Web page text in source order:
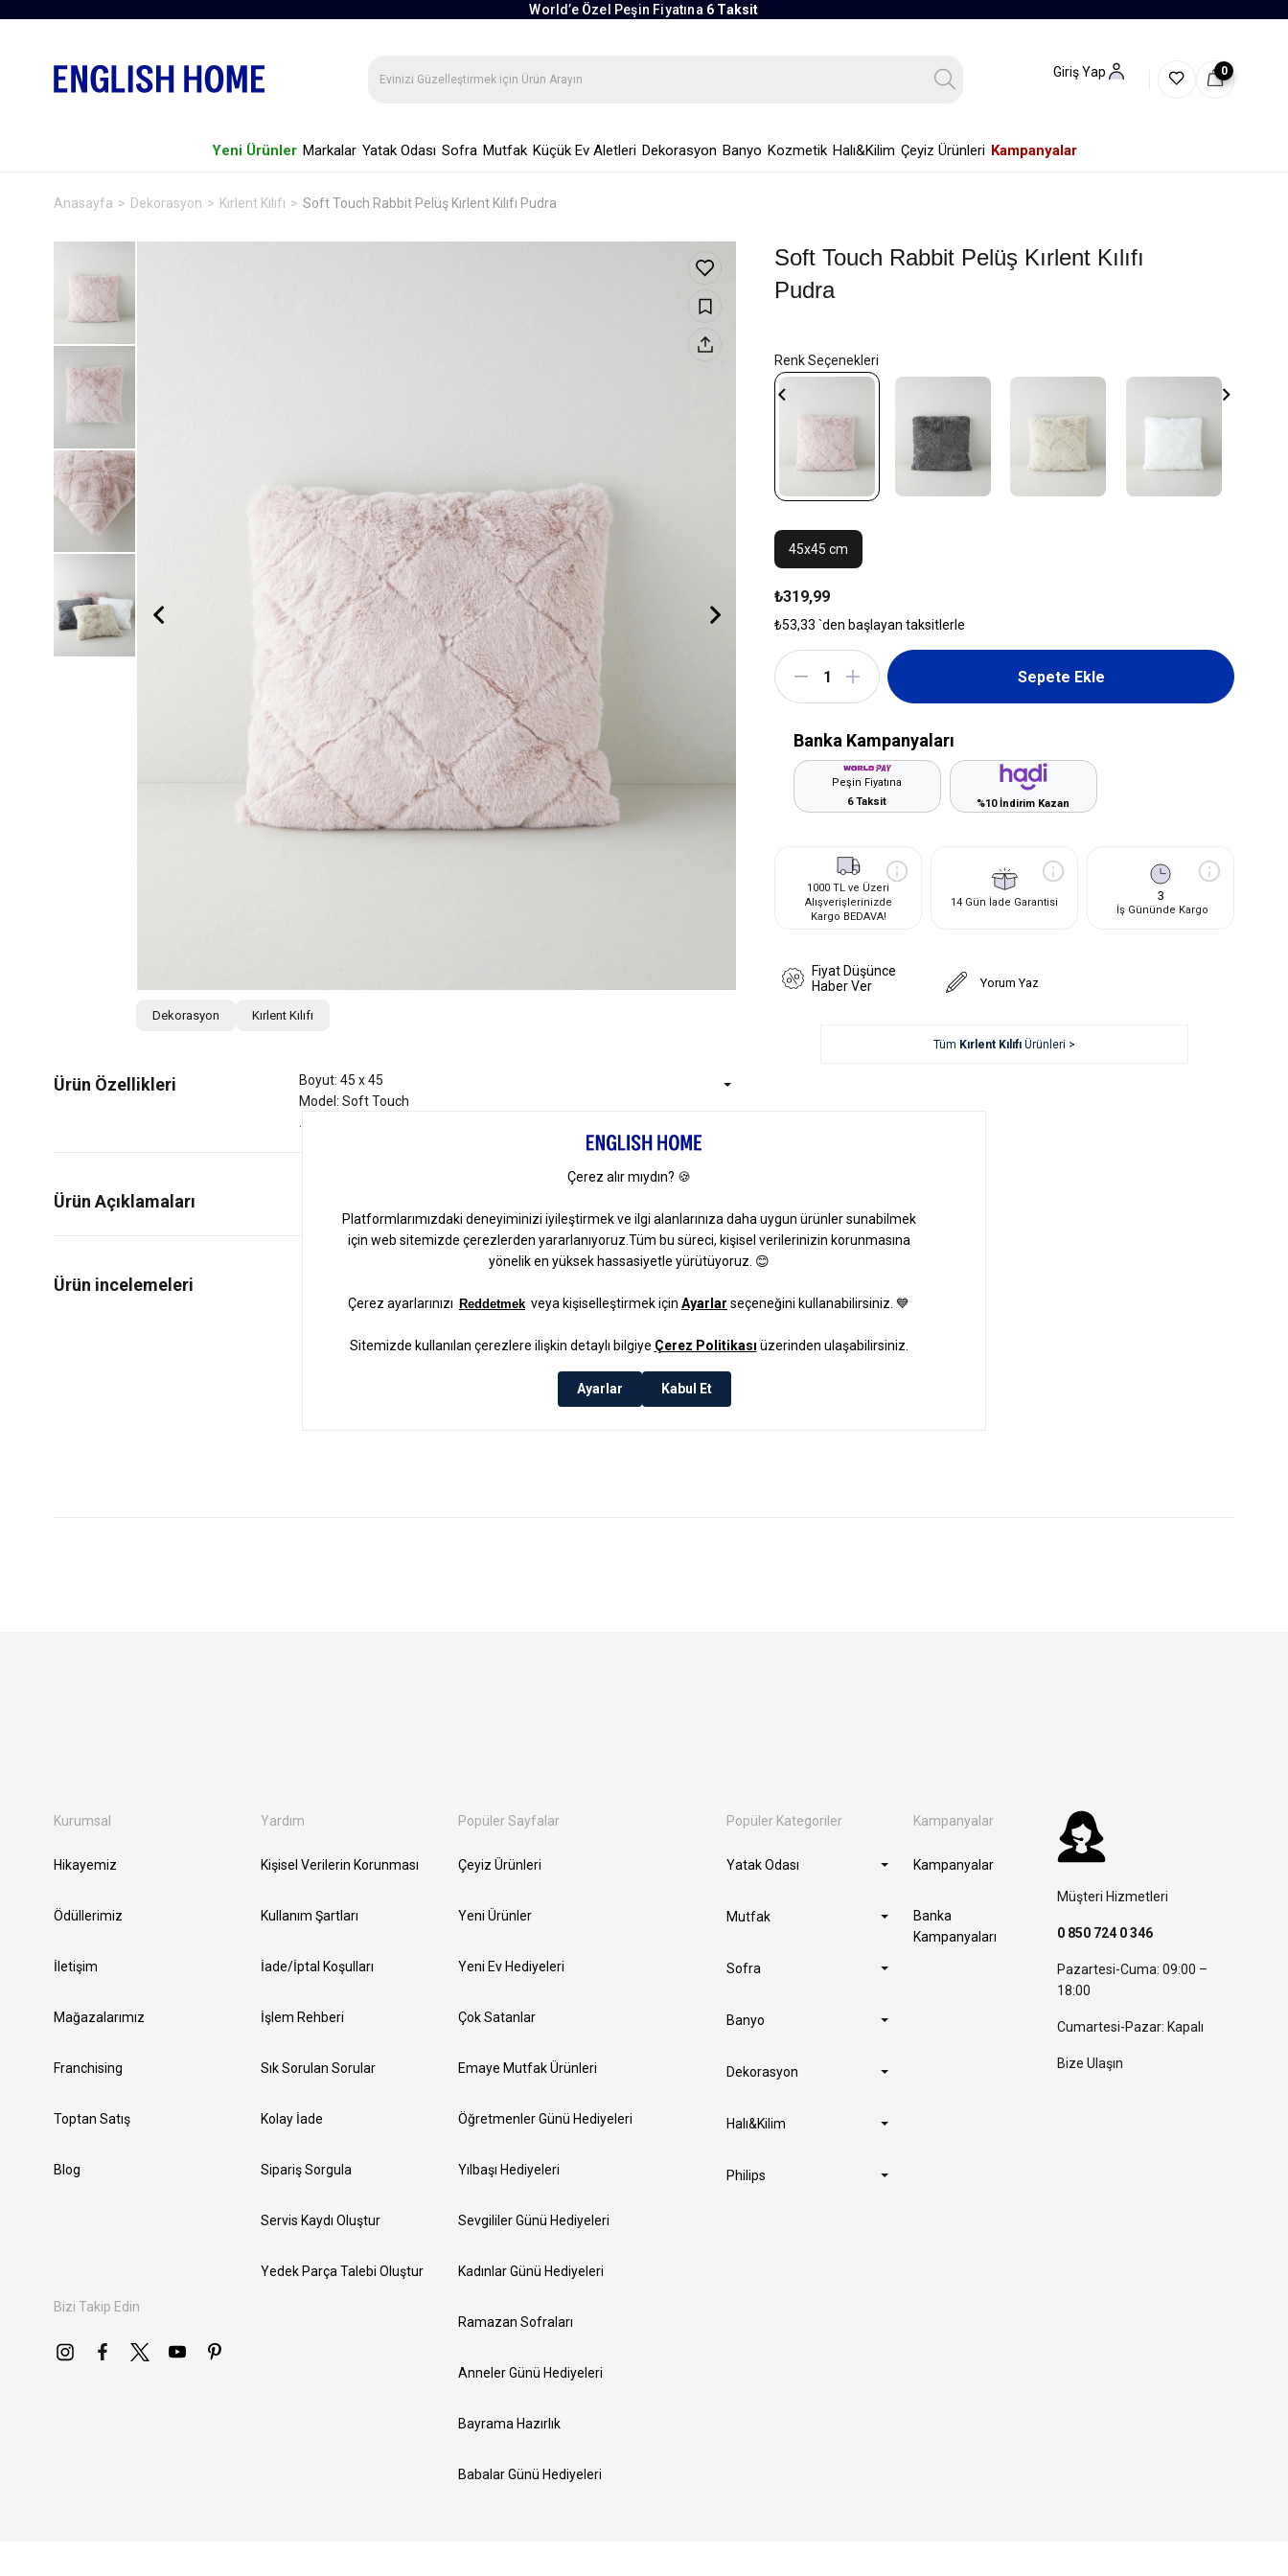
World’e Özel Peşin Fiyatına 6 Taksit
Giriş Yap 0
Yeni Ürünler Markalar Yatak Odası Sofra Mutfak Küçük Ev Aletleri Dekorasyon Banyo Kozmetik Halı&Kilim Çeyiz Ürünleri Kampanyalar
Anasayfa Dekorasyon Kırlent Kılıfı Soft Touch Rabbit Pelüş Kırlent Kılıfı Pudra
Dekorasyon Kırlent Kılıfı
Ürün Özellikleri
Boyut: 45 x 45
Model: Soft Touch
Ürün Açıklamaları
Soft Touch Rabbit Pelüş Kırlent Kılıfı
Pudra
45x45 cm
₺319,99
₺53,33 `den başlayan taksitlerle
Banka Kampanyaları
Peşin Fiyatına
6 Taksit
%10 İndirim Kazan
1000 TL ve Üzeri
Alışverişlerinizde
Kargo BEDAVA!
14 Gün İade Garantisi 3
İş Gününde Kargo
Fiyat Düşünce
Haber Ver
Yorum Yaz
Tüm Kırlent Kılıfı Ürünleri >
Kurumsal
Hikayemiz
Ödüllerimiz
İletişim
Mağazalarımız
Franchising
Toptan Satış
Blog
Bizi Takip Edin
Yardım
Kişisel Verilerin Korunması
Kullanım Şartları
İade/İptal Koşulları
İşlem Rehberi
Sık Sorulan Sorular
Kolay İade
Sipariş Sorgula
Servis Kaydı Oluştur
Yedek Parça Talebi Oluştur
Popüler Sayfalar
Çeyiz Ürünleri
Yeni Ürünler
Yeni Ev Hediyeleri
Çok Satanlar
Emaye Mutfak Ürünleri
Öğretmenler Günü Hediyeleri
Yılbaşı Hediyeleri
Sevgililer Günü Hediyeleri
Kadınlar Günü Hediyeleri
Ramazan Sofraları
Anneler Günü Hediyeleri
Bayrama Hazırlık
Babalar Günü Hediyeleri
Popüler Kategoriler
Yatak Odası
Mutfak
Sofra
Banyo
Dekorasyon
Halı&Kilim
Philips
Kampanyalar
Kampanyalar
Banka
Kampanyaları
Müşteri Hizmetleri
0 850 724 0 346
Pazartesi-Cuma: 09:00 –
18:00
Cumartesi-Pazar: Kapalı
Bize Ulaşın